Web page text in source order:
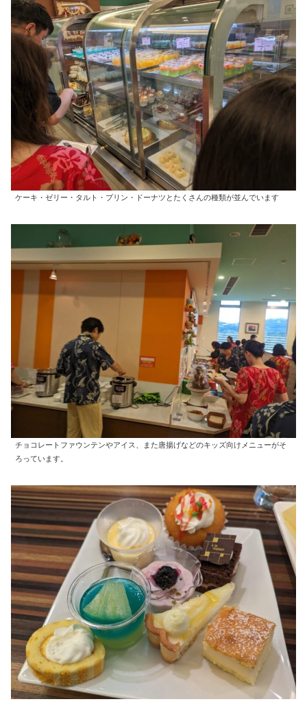
ケーキ・ゼリー・タルト・プリン・ドーナツとたくさんの種類が並んでいます
チョコレートファウンテンやアイス、また唐揚げなどのキッズ向けメニューがそ
ろっています。